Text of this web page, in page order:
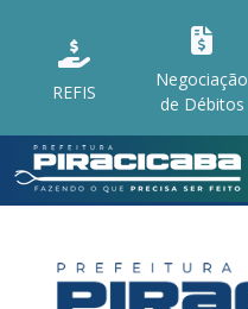
REFIS
Negociação
de Débitos